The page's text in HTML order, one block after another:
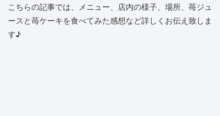
こちらの記事では、メニュー、店内の様子、場所、苺ジュ
ースと苺ケーキを食べてみた感想など詳しくお伝え致しま
す♪